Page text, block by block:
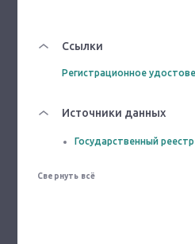
Ссылки
Регистрационное
Источники данных
Государственный
Свернуть всё